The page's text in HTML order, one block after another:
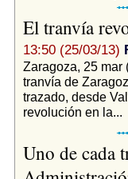
El tranvía
13:50 (25/03/13)
Zaragoza, 25 mar
tranvía de
trazado, desde
revolución en la...
Uno de cada